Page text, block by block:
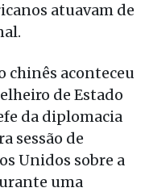
atuavam de
chinês aconteceu
de Estado
da diplomacia
sessão de
Unidos sobre a
uma